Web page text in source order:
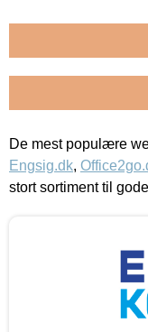
De mest populære
Engsig.dk,
stort sortiment til